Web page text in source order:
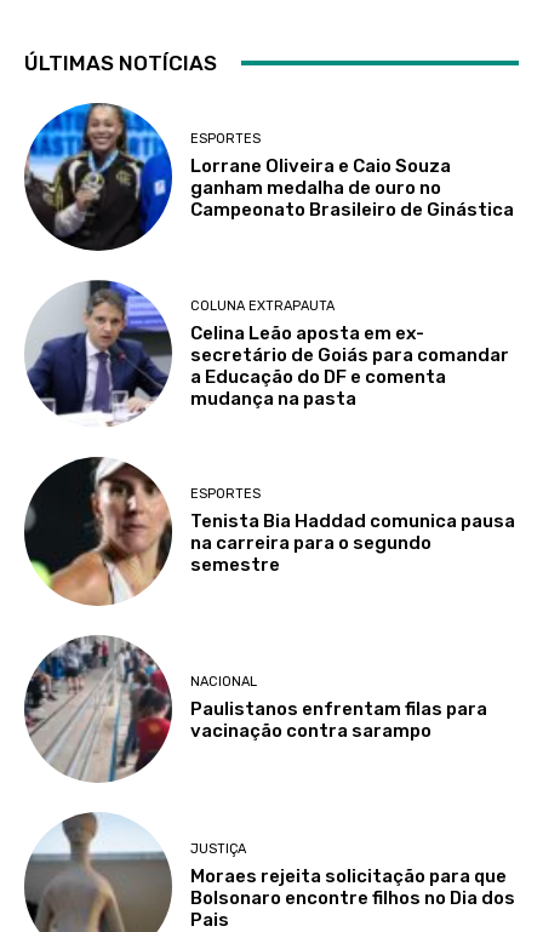
ÚLTIMAS NOTÍCIAS
ESPORTES
Lorrane Oliveira e Caio Souza
ganham medalha de ouro no
Campeonato Brasileiro de Ginástica
COLUNA EXTRAPAUTA
Celina Leão aposta em ex-
secretário de Goiás para comandar
a Educação do DF e comenta
mudança na pasta
ESPORTES
Tenista Bia Haddad comunica pausa
na carreira para o segundo
semestre
NACIONAL
Paulistanos enfrentam filas para
vacinação contra sarampo
JUSTIÇA
Moraes rejeita solicitação para que
Bolsonaro encontre filhos no Dia dos
Pais